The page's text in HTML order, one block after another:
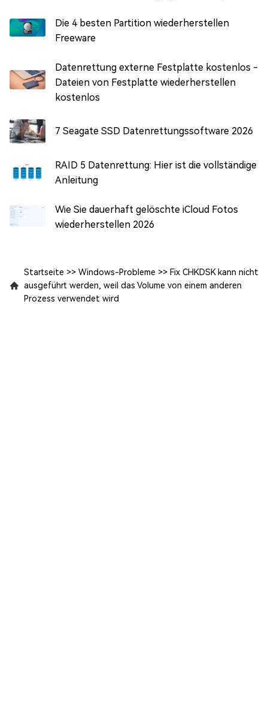
Die 4 besten Partition wiederherstellen
Freeware
Datenrettung externe Festplatte kostenlos -
Dateien von Festplatte wiederherstellen
kostenlos
7 Seagate SSD Datenrettungssoftware 2026
RAID 5 Datenrettung: Hier ist die vollständige
Anleitung
Wie Sie dauerhaft gelöschte iCloud Fotos
wiederherstellen 2026
Startseite >> Windows-Probleme >> Fix CHKDSK kann nicht
ausgeführt werden, weil das Volume von einem anderen
Prozess verwendet wird